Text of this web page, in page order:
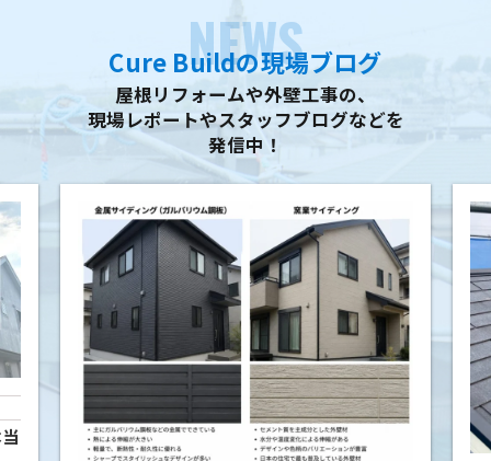
NEWS
Cure Buildの現場ブログ
屋根リフォームや外壁工事の、
現場レポートやスタッフブログなどを
発信中！